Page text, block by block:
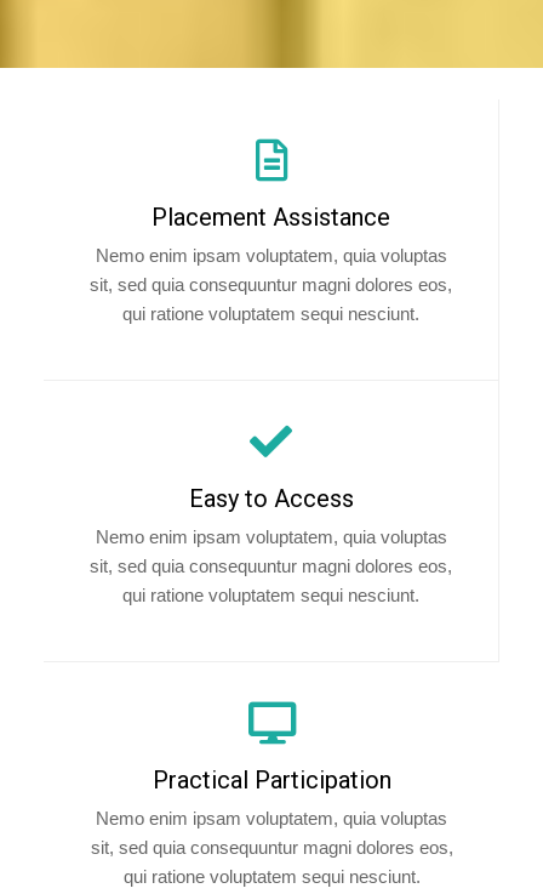
Placement Assistance
Nemo enim ipsam voluptatem, quia voluptas
sit, sed quia consequuntur magni dolores eos,
qui ratione voluptatem sequi nesciunt.
Easy to Access
Nemo enim ipsam voluptatem, quia voluptas
sit, sed quia consequuntur magni dolores eos,
qui ratione voluptatem sequi nesciunt.
Practical Participation
Nemo enim ipsam voluptatem, quia voluptas
sit, sed quia consequuntur magni dolores eos,
qui ratione voluptatem sequi nesciunt.